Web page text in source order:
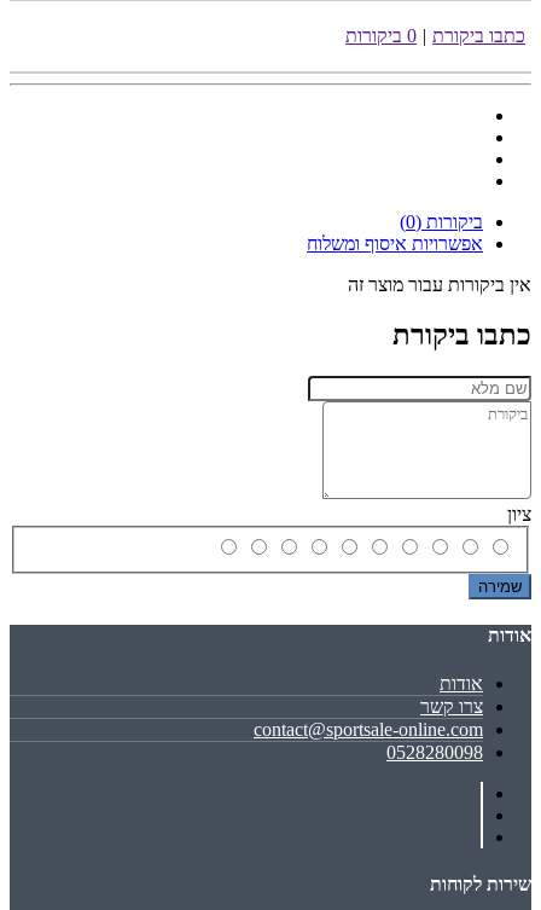
כתבו ביקורת | 0 ביקורות
ביקורות (0)
אפשרויות איסוף ומשלוח
אין ביקורות עבור מוצר זה
כתבו ביקורת
ציון
שמירה
אודות
אודות
צרו קשר
contact@sportsale-online.com
0528280098
שירות לקוחות